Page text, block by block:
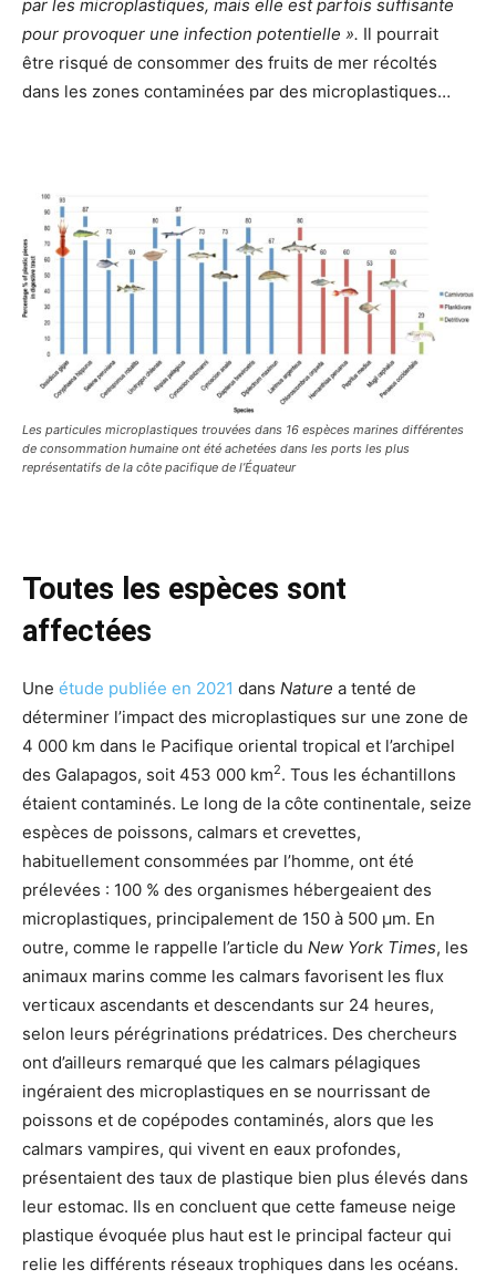
par les microplastiques, mais elle est parfois suffisante
pour provoquer une infection potentielle ». Il pourrait
être risqué de consommer des fruits de mer récoltés
dans les zones contaminées par des microplastiques…
Les particules microplastiques trouvées dans 16 espèces marines différentes
de consommation humaine ont été achetées dans les ports les plus
représentatifs de la côte pacifique de l’Équateur
Toutes les espèces sont
affectées
Une étude publiée en 2021 dans Nature a tenté de
déterminer l’impact des microplastiques sur une zone de
4 000 km dans le Pacifique oriental tropical et l’archipel
des Galapagos, soit 453 000 km2. Tous les échantillons
étaient contaminés. Le long de la côte continentale, seize
espèces de poissons, calmars et crevettes,
habituellement consommées par l’homme, ont été
prélevées : 100 % des organismes hébergeaient des
microplastiques, principalement de 150 à 500 µm. En
outre, comme le rappelle l’article du New York Times, les
animaux marins comme les calmars favorisent les flux
verticaux ascendants et descendants sur 24 heures,
selon leurs pérégrinations prédatrices. Des chercheurs
ont d’ailleurs remarqué que les calmars pélagiques
ingéraient des microplastiques en se nourrissant de
poissons et de copépodes contaminés, alors que les
calmars vampires, qui vivent en eaux profondes,
présentaient des taux de plastique bien plus élevés dans
leur estomac. Ils en concluent que cette fameuse neige
plastique évoquée plus haut est le principal facteur qui
relie les différents réseaux trophiques dans les océans.